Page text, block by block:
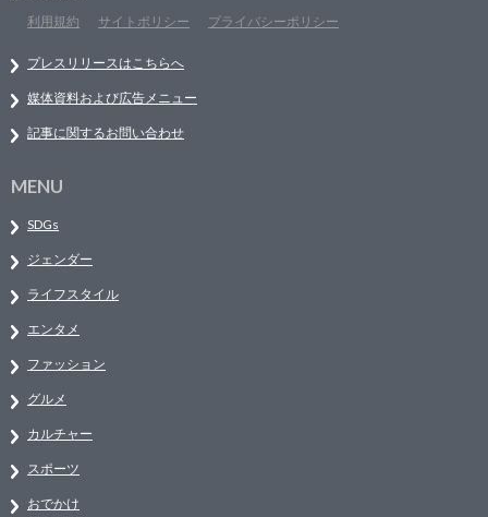
利用規約
サイトポリシー プライバシーポリシー
プレスリリースはこちらへ
媒体資料および広告メニュー
記事に関するお問い合わせ
MENU
SDGs
ジェンダー
ライフスタイル
エンタメ
ファッション
グルメ
カルチャー
スポーツ
おでかけ